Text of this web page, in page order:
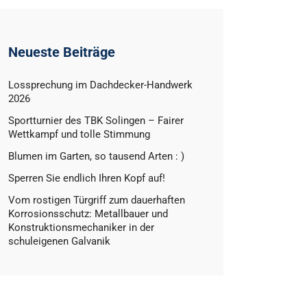
Neueste Beiträge
Lossprechung im Dachdecker-Handwerk
2026
Sportturnier des TBK Solingen – Fairer
Wettkampf und tolle Stimmung
Blumen im Garten, so tausend Arten : )
Sperren Sie endlich Ihren Kopf auf!
Vom rostigen Türgriff zum dauerhaften
Korrosionsschutz: Metallbauer und
Konstruktionsmechaniker in der
schuleigenen Galvanik